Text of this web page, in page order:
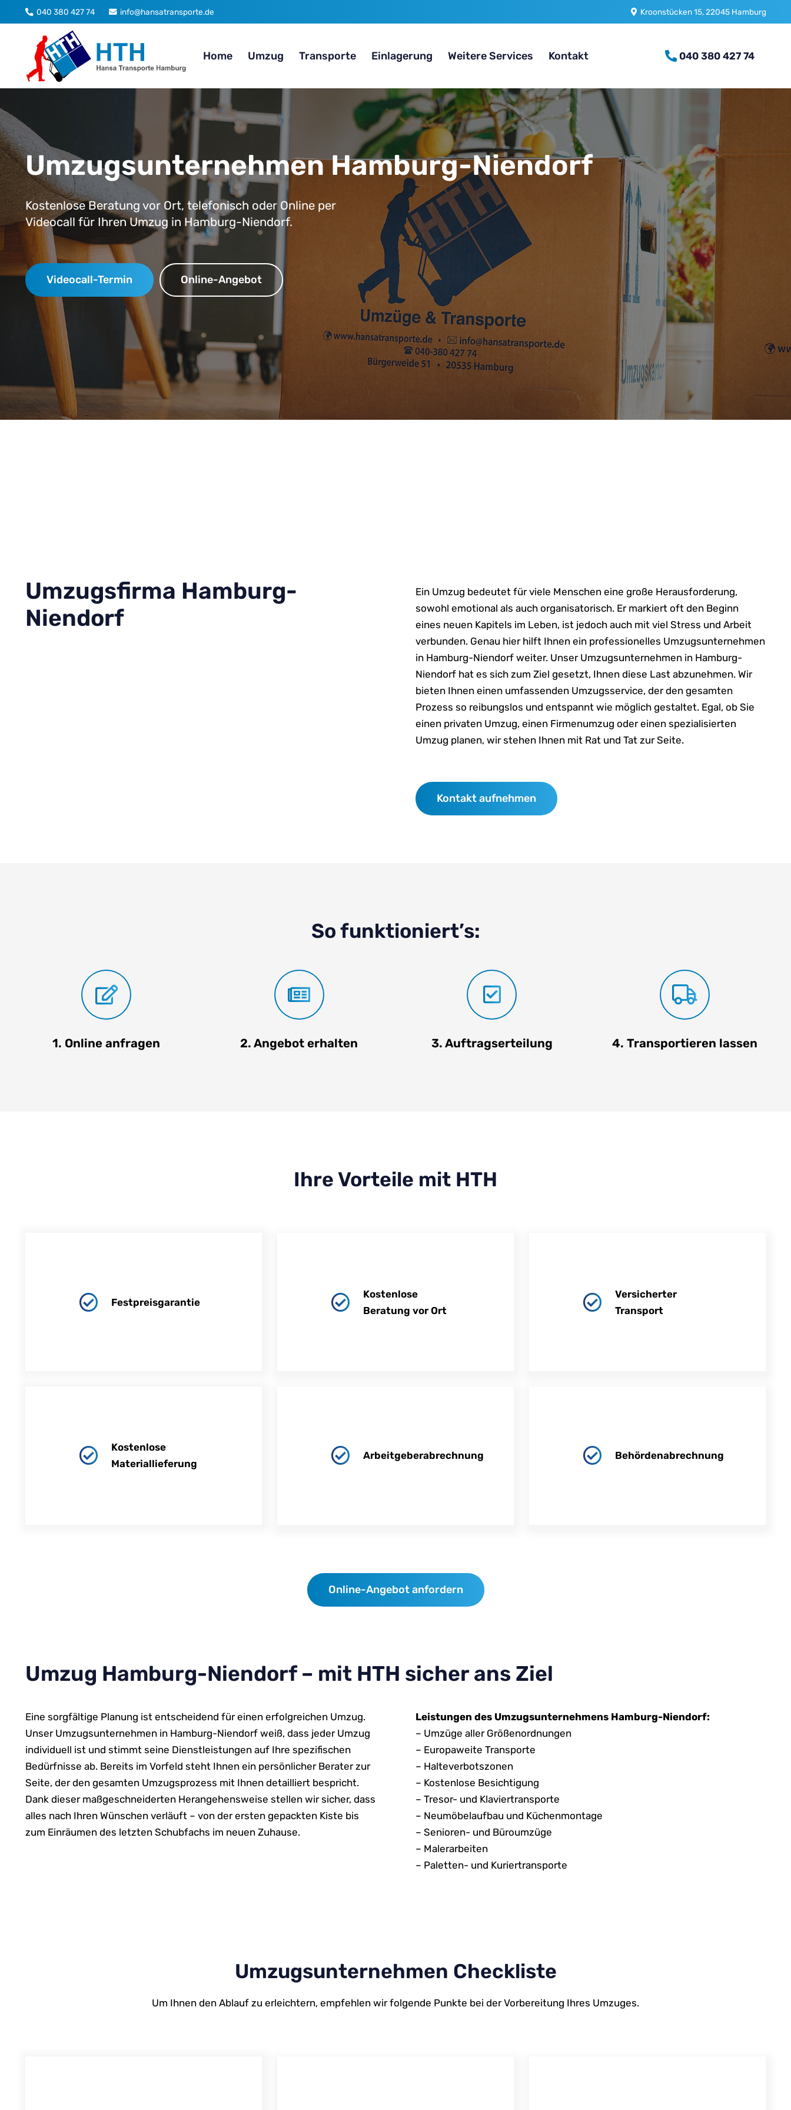
040 380 427 74 info@hansatransporte.de Kroonstücken 15, 22045 Hamburg
Home Umzug Transporte Einlagerung Weitere Services Kontakt 040 380 427 74
Umzugsunternehmen Hamburg-Niendorf
Kostenlose Beratung vor Ort, telefonisch oder Online per
Videocall für Ihren Umzug in Hamburg-Niendorf.
Videocall-Termin Online-Angebot
Umzugsfirma Hamburg-
Niendorf
Ein Umzug bedeutet für viele Menschen eine große Herausforderung,
sowohl emotional als auch organisatorisch. Er markiert oft den Beginn
eines neuen Kapitels im Leben, ist jedoch auch mit viel Stress und Arbeit
verbunden. Genau hier hilft Ihnen ein professionelles Umzugsunternehmen
in Hamburg-Niendorf weiter. Unser Umzugsunternehmen in Hamburg-
Niendorf hat es sich zum Ziel gesetzt, Ihnen diese Last abzunehmen. Wir
bieten Ihnen einen umfassenden Umzugsservice, der den gesamten
Prozess so reibungslos und entspannt wie möglich gestaltet. Egal, ob Sie
einen privaten Umzug, einen Firmenumzug oder einen spezialisierten
Umzug planen, wir stehen Ihnen mit Rat und Tat zur Seite.
Kontakt aufnehmen
So funktioniert’s:
1. Online anfragen 2. Angebot erhalten 3. Auftragserteilung 4. Transportieren lassen
Ihre Vorteile mit HTH
Festpreisgarantie
Kostenlose
Beratung vor Ort
Versicherter
Transport
Kostenlose
Materiallieferung
Arbeitgeberabrechnung Behördenabrechnung
Online-Angebot anfordern
Umzug Hamburg-Niendorf – mit HTH sicher ans Ziel
Eine sorgfältige Planung ist entscheidend für einen erfolgreichen Umzug.
Unser Umzugsunternehmen in Hamburg-Niendorf weiß, dass jeder Umzug
individuell ist und stimmt seine Dienstleistungen auf Ihre spezifischen
Bedürfnisse ab. Bereits im Vorfeld steht Ihnen ein persönlicher Berater zur
Seite, der den gesamten Umzugsprozess mit Ihnen detailliert bespricht.
Dank dieser maßgeschneiderten Herangehensweise stellen wir sicher, dass
alles nach Ihren Wünschen verläuft – von der ersten gepackten Kiste bis
zum Einräumen des letzten Schubfachs im neuen Zuhause.
Leistungen des Umzugsunternehmens Hamburg-Niendorf:
– Umzüge aller Größenordnungen
– Europaweite Transporte
– Halteverbotszonen
– Kostenlose Besichtigung
– Tresor- und Klaviertransporte
– Neumöbelaufbau und Küchenmontage
– Senioren- und Büroumzüge
– Malerarbeiten
– Paletten- und Kuriertransporte
Umzugsunternehmen Checkliste
Um Ihnen den Ablauf zu erleichtern, empfehlen wir folgende Punkte bei der Vorbereitung Ihres Umzuges.